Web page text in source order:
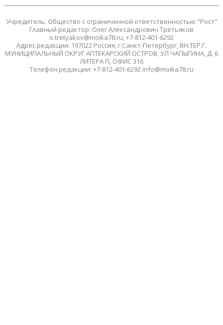
Учредитель: Общество с ограниченной ответственностью "Рост"
Главный редактор: Олег Александрович Третьяков
o.tretyakov@moika78.ru, +7-812-401-6292
Адрес редакции: 197022 Россия, г.Санкт-Петербург, ВН.ТЕР.Г.
МУНИЦИПАЛЬНЫЙ ОКРУГ АПТЕКАРСКИЙ ОСТРОВ, УЛ ЧАПЫГИНА, Д. 6
ЛИТЕРА П, ОФИС 316
Телефон редакции: +7-812-401-6292 info@moika78.ru